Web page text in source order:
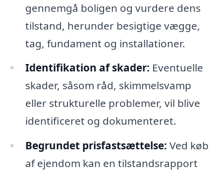
gennemgå boligen og vurdere dens
tilstand, herunder besigtige vægge,
tag, fundament og installationer.
Identifikation af skader: Eventuelle
skader, såsom råd, skimmelsvamp
eller strukturelle problemer, vil blive
identificeret og dokumenteret.
Begrundet prisfastsættelse: Ved køb
af ejendom kan en tilstandsrapport